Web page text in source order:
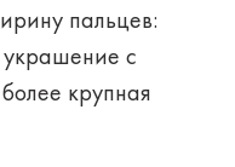
пальцев:
с
крупная